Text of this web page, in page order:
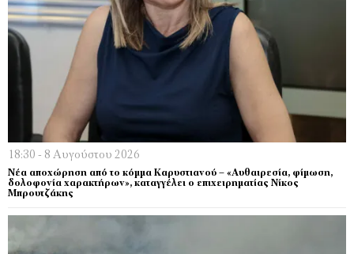
18:30 - 8 Αυγούστου 2026
Νέα αποχώρηση από το κόμμα Καρυστιανού – «Αυθαιρεσία, φίμωση,
δολοφονία χαρακτήρων», καταγγέλει ο επιχειρηματίας Νίκος
Μπρουτζάκης